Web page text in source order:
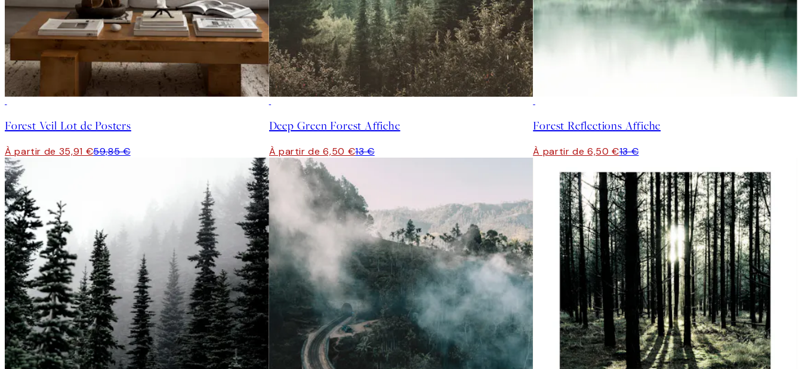
Forest Veil Lot de Posters
À partir de 35,91 €59,85 €
Deep Green Forest Affiche
À partir de 6,50 €13 €
Forest Reflections Affiche
À partir de 6,50 €13 €